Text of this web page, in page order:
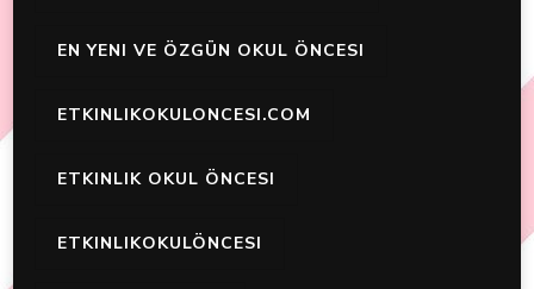
EN YENI VE ÖZGÜN OKUL ÖNCESI
ETKINLIKOKULONCESI.COM
ETKINLIK OKUL ÖNCESI
ETKINLIKOKULÖNCESI